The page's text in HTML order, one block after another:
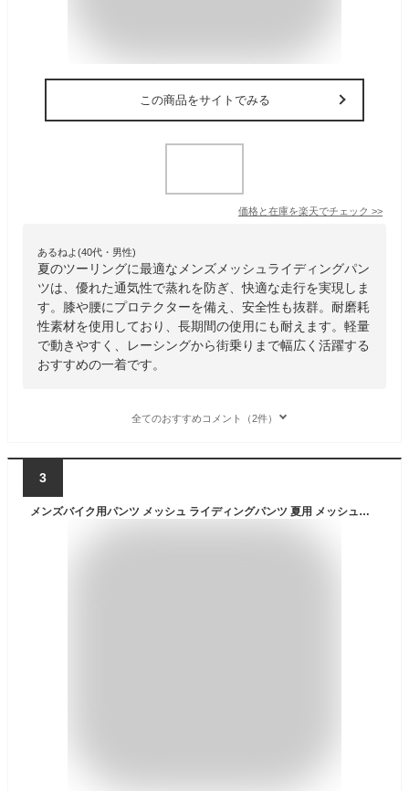
この商品をサイトでみる
価格と在庫を楽天でチェック >>
あるねよ(40代・男性)
夏のツーリングに最適なメンズメッシュライディングパン
ツは、優れた通気性で蒸れを防ぎ、快適な走行を実現しま
す。膝や腰にプロテクターを備え、安全性も抜群。耐磨耗
性素材を使用しており、長期間の使用にも耐えます。軽量
で動きやすく、レーシングから街乗りまで幅広く活躍する
おすすめの一着です。
全てのおすすめコメント（2件）
3
メンズバイク用パンツ メッシュ ライディングパンツ 夏用 メッシュパンツ プロテクター付き レーシングパンツ 通気性に優れ ライダースパンツ 耐磨耗性